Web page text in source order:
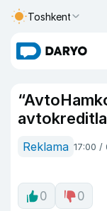
Toshkent
Reklama 17:00 /
0 0